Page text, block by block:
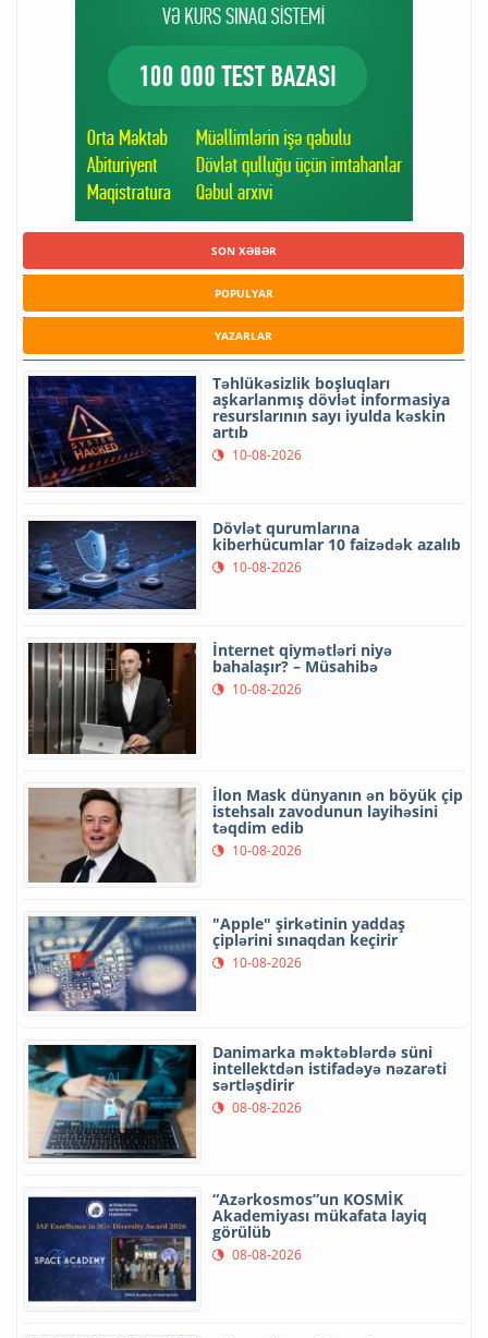
SON XƏBƏR
POPULYAR
YAZARLAR
Təhlükəsizlik boşluqları
aşkarlanmış dövlət informasiya
resurslarının sayı iyulda kəskin
artıb
10-08-2026
Dövlət qurumlarına
kiberhücumlar 10 faizədək azalıb
10-08-2026
İnternet qiymətləri niyə
bahalaşır? – Müsahibə
10-08-2026
İlon Mask dünyanın ən böyük çip
istehsalı zavodunun layihəsini
təqdim edib
10-08-2026
"Apple" şirkətinin yaddaş
çiplərini sınaqdan keçirir
10-08-2026
Danimarka məktəblərdə süni
intellektdən istifadəyə nəzarəti
sərtləşdirir
08-08-2026
“Azərkosmos”un KOSMİK
Akademiyası mükafata layiq
görülüb
08-08-2026